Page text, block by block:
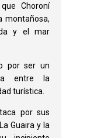
Choroní
montañosa,
y el mar
por ser un
entre la
turística.
por sus
Guaira y la